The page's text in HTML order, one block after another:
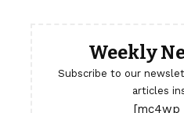
Weekly
Subscribe to our
articles